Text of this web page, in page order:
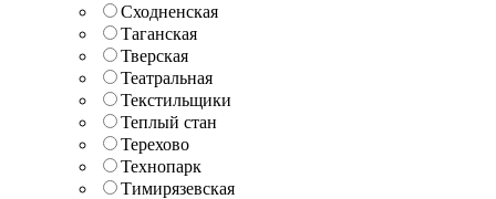
Сходненская
Таганская
Тверская
Театральная
Текстильщики
Теплый стан
Терехово
Технопарк
Тимирязевская